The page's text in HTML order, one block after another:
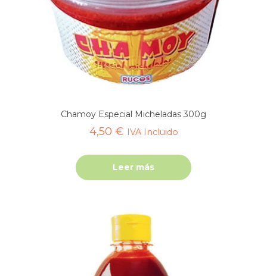
Chamoy Especial Micheladas 300g
4,50 € IVA Incluido
Leer más